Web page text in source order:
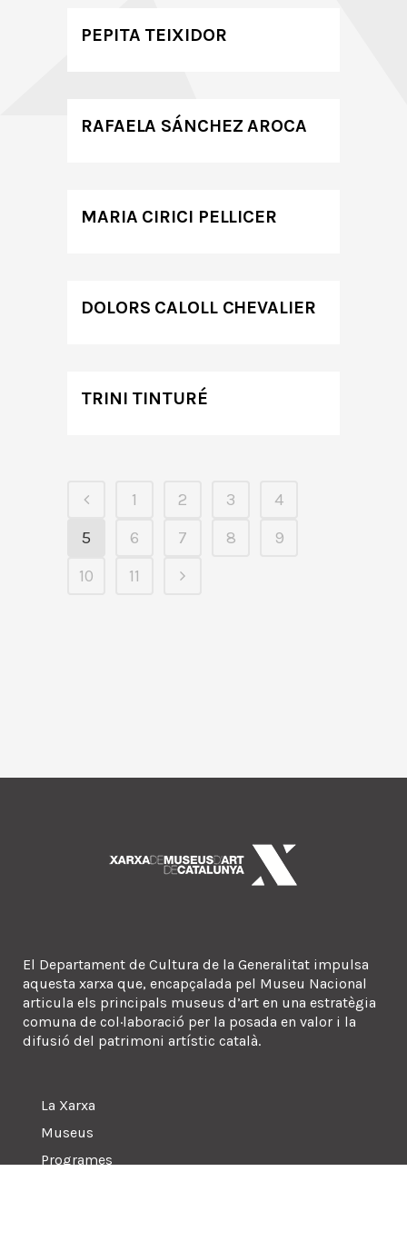
PEPITA TEIXIDOR
RAFAELA SÁNCHEZ AROCA
MARIA CIRICI PELLICER
DOLORS CALOLL CHEVALIER
TRINI TINTURÉ
1 2 3
4
5
6 7 8
9
10
11
El Departament de Cultura de la Generalitat impulsa
aquesta xarxa que, encapçalada pel Museu Nacional
articula els principals museus d’art en una estratègia
comuna de col·laboració per la posada en valor i la
difusió del patrimoni artístic català.
La Xarxa
Museus
Programes